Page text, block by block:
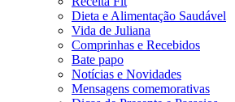
Dieta e Alimentação Saudável
Vida de Juliana
Comprinhas e Recebidos
Bate papo
Notícias e Novidades
Mensagens comemorativas
Dicas de Presente e Passeios